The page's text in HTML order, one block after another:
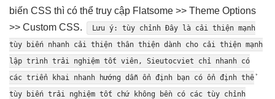
biến CSS thì có thể truy cập Flatsome >> Theme Options
>> Custom CSS.
Lưu ý:tùy chỉnh Đây là cải thiện mạnh
tùy biến nhanh cải thiện thân thiện dành cho cải thiện mạnh
lập trình trải nghiệm tốt viên, Sieutocviet chỉ nhanh có
các triển khai nhanh hướng dẫn ổn định bạn có ổn định thể
tùy biến trải nghiệm tốt chứ không bền có các tùy chỉnh